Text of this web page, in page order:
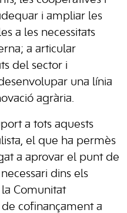
i ampliar les
a les necessitats
a articular
del sector i
una línia
agrària.
a tots aquests
el que ha permès
a aprovar el punt de
dins els
Comunitat
cofinançament a